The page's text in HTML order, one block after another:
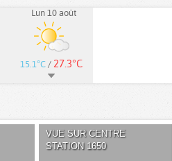
Lun 10 août
15.1°C / 27.3°C
VUE SUR CENTRE
STATION 1650